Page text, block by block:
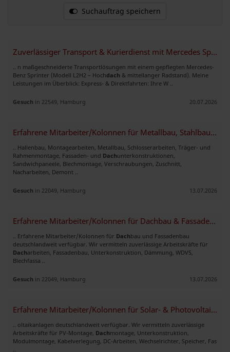
Suchauftrag speichern
Zuverlässiger Transport & Kurierdienst mit Mercedes Sprinter L2H2
.. n maßgeschneiderte Transportlösungen mit einem gepflegten Mercedes-
Benz Sprinter (Modell L2H2 – Hochdach & mittellanger Radstand). Meine
Leistungen im Überblick: Express- & Direktfahrten: Ihre W ..
Gesuch in 22549, Hamburg 20.07.2026
Erfahrene Mitarbeiter/Kolonnen für Metallbau, Stahlbau & Hallenbau ver
.. Hallenbau, Montagearbeiten, Metallbau, Schlosserarbeiten, Träger- und
Rahmenmontage, Fassaden- und Dachunterkonstruktionen,
Sandwichpaneele, Blechmontage, Verschraubungen, Zuschnitt,
Nacharbeiten, Demont ..
Gesuch in 22049, Hamburg 13.07.2026
Erfahrene Mitarbeiter/Kolonnen für Dachbau & Fassadenbau verfügbar
.. Erfahrene Mitarbeiter/Kolonnen für Dachbau und Fassadenbau
deutschlandweit verfügbar. Wir vermitteln zuverlässige Arbeitskräfte für
Dacharbeiten, Fassadenbau, Unterkonstruktion, Dämmung, WDVS,
Blechfassa ..
Gesuch in 22049, Hamburg 13.07.2026
Erfahrene Mitarbeiter/Kolonnen für Solar- & Photovoltaikanlagen verfüg
.. oltaikanlagen deutschlandweit verfügbar. Wir vermitteln zuverlässige
Arbeitskräfte für PV-Montage, Dachmontage, Unterkonstruktion,
Modulmontage, Kabelverlegung, DC-Arbeiten, Wechselrichter, Speicher, Fas